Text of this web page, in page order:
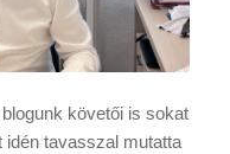
követői is sokat
tavasszal mutatta